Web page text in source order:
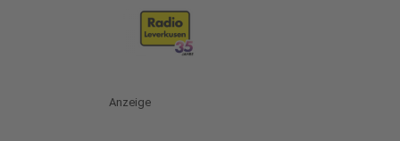
Anzeige